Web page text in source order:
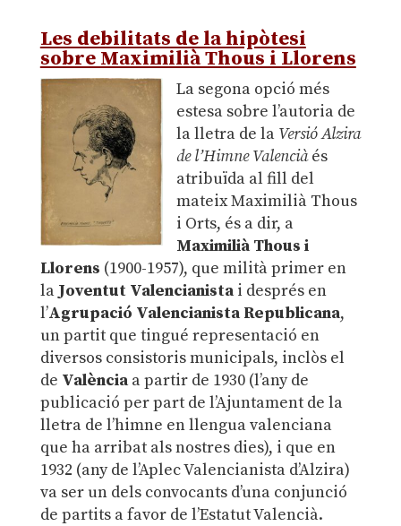
Les debilitats de la hipòtesi
sobre Maximilià Thous i Llorens
La segona opció més
estesa sobre l’autoria de
la lletra de la Versió Alzira
de l’Himne Valenciàés
atribuïda al fill del
mateix Maximilià Thous
i Orts, és a dir, a
Maximilià Thous i
Llorens (1900-1957), que milità primer en
la Joventut Valencianistai després en
l’Agrupació Valencianista Republicana,
un partit que tingué representació en
diversos consistoris municipals, inclòs el
de Valènciaa partir de 1930 (l’any de
publicació per part de l’Ajuntament de la
lletra de l’himne en llengua valenciana
que ha arribat als nostres dies), i que en
1932 (any de l’Aplec Valencianista d’Alzira)
va ser un dels convocants d’una conjunció
de partits a favor de l’Estatut Valencià.